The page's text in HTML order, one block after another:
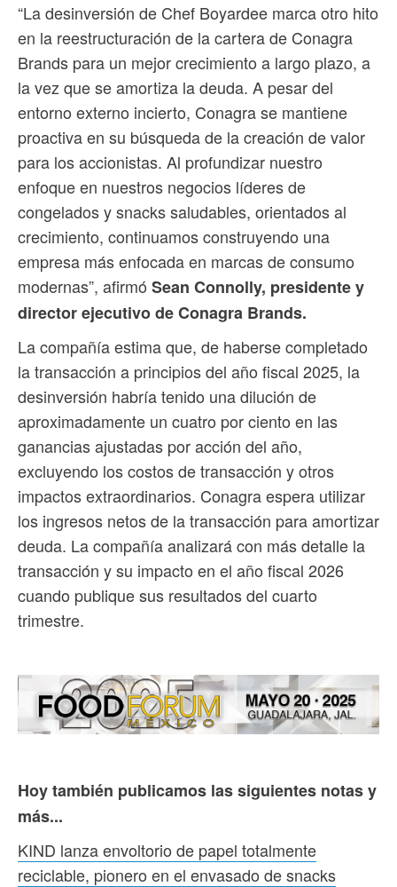
“La desinversión de Chef Boyardee marca otro hito
en la reestructuración de la cartera de Conagra
Brands para un mejor crecimiento a largo plazo, a
la vez que se amortiza la deuda. A pesar del
entorno externo incierto, Conagra se mantiene
proactiva en su búsqueda de la creación de valor
para los accionistas. Al profundizar nuestro
enfoque en nuestros negocios líderes de
congelados y snacks saludables, orientados al
crecimiento, continuamos construyendo una
empresa más enfocada en marcas de consumo
modernas”, afirmó Sean Connolly, presidente y
director ejecutivo de Conagra Brands.
La compañía estima que, de haberse completado
la transacción a principios del año fiscal 2025, la
desinversión habría tenido una dilución de
aproximadamente un cuatro por ciento en las
ganancias ajustadas por acción del año,
excluyendo los costos de transacción y otros
impactos extraordinarios. Conagra espera utilizar
los ingresos netos de la transacción para amortizar
deuda. La compañía analizará con más detalle la
transacción y su impacto en el año fiscal 2026
cuando publique sus resultados del cuarto
trimestre.
Hoy también publicamos las siguientes notas y
más...
KIND lanza envoltorio de papel totalmente
reciclable, pionero en el envasado de snacks